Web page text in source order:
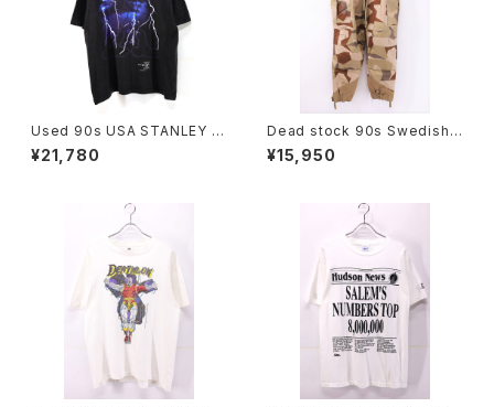
Used 90s USA STANLEY D
ESANTIS X-FILE SF TV Gra
phic T-Shirt Size L 古着
¥21,780
Dead stock 90s Swedish
Military M-90 Splinter Cam
o Pants W38 L32 古着
¥15,950